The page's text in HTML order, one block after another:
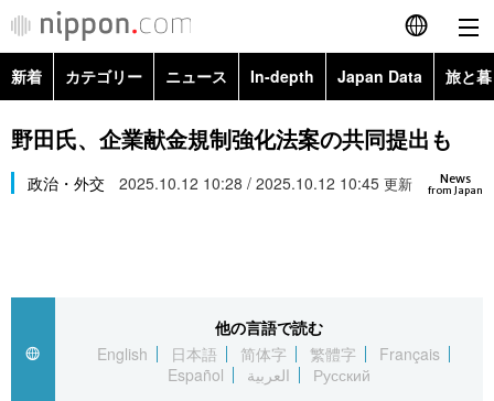
English
简体字
繁體字
العربية
新着 カテゴリー ニュース In-depth Japan Data 旅と
政治・外交
経済・ビジネス
社会
文化
Topics
Images
お知らせ
野田氏、企業献金規制強化法案の共同提出も
News
from Japan
政治・外交 2025.10.12 10:28 / 2025.10.12 10:45 更新
他の言語で読む
English
日本語 简体字 繁體字
Français
Español
العربية Русский